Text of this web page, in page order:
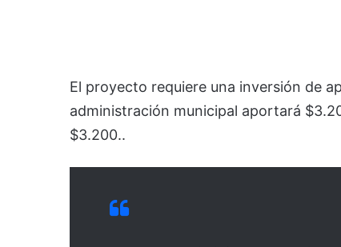
El proyecto requiere una inversión de
administración municipal aportará
$3.200..